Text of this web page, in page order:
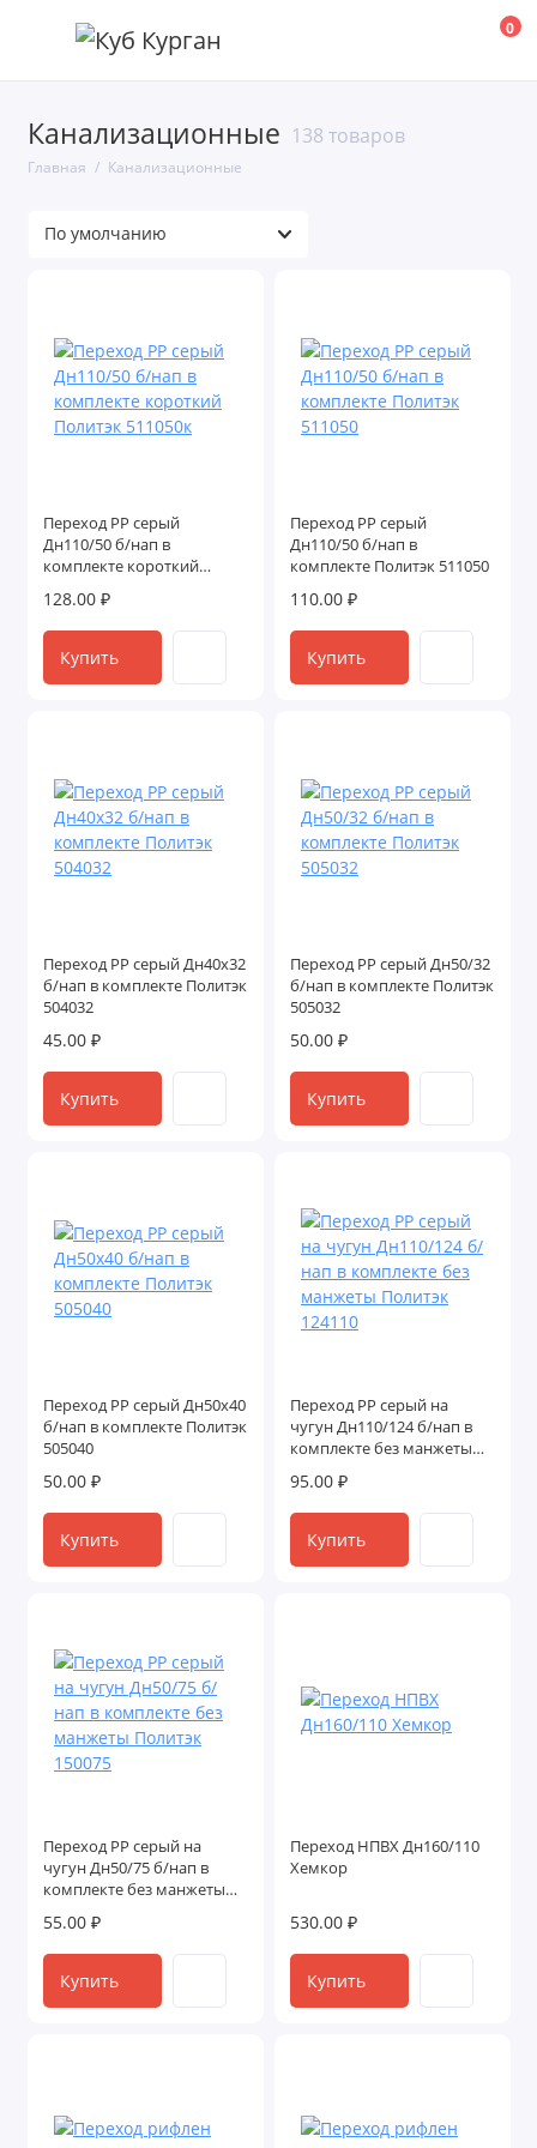
0
Канализационные 138 товаров
Главная Канализационные
Переход PP серый
Дн110/50 б/нап в
комплекте короткий
128.00 ₽
Купить
Переход PP серый
Дн110/50 б/нап в
комплекте Политэк 511050
110.00 ₽
Купить
Переход PP серый Дн40х32
б/нап в комплекте Политэк
504032
45.00 ₽
Купить
Переход PP серый Дн50/32
б/нап в комплекте Политэк
505032
50.00 ₽
Купить
Переход PP серый Дн50х40
б/нап в комплекте Политэк
505040
50.00 ₽
Купить
Переход PP серый на
чугун Дн110/124 б/нап в
комплекте без манжеты
95.00 ₽
Купить
Переход PP серый на
чугун Дн50/75 б/нап в
комплекте без манжеты
55.00 ₽
Купить
Переход НПВХ Дн160/110
Хемкор
530.00 ₽
Купить